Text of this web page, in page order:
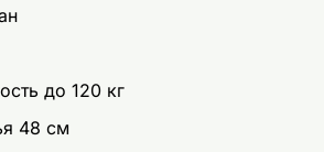
до 120 кг
48 см